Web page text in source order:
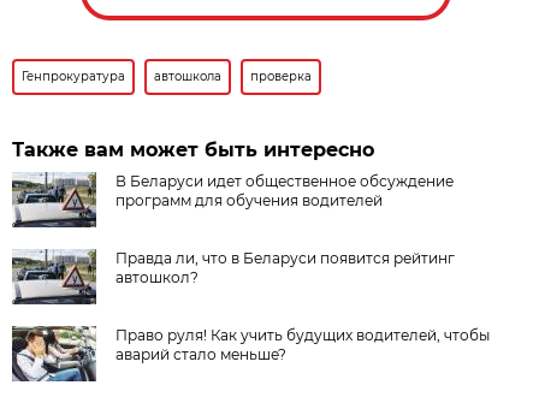
Генпрокуратура автошкола проверка
Также вам может быть интересно
В Беларуси идет общественное обсуждение
программ для обучения водителей
Правда ли, что в Беларуси появится рейтинг
автошкол?
Право руля! Как учить будущих водителей, чтобы
аварий стало меньше?